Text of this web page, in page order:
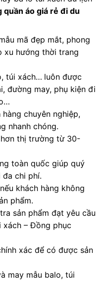
quần áo giá rẻ đi du
mã đẹp mắt, phong
xu hướng thời trang
túi xách… luôn được
đường may, phụ kiện đi
chuyên nghiệp,
nhanh chóng.
thị trường từ 30-
toàn quốc giúp quý
chi phí.
khách hàng không
phẩm.
sản phẩm đạt yêu cầu
xách – Đồng phục
xác để có được sản
may mẫu balo, túi